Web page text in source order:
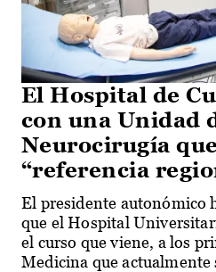
El Hospital de
con una Unidad
Neurocirugía
“referencia
El presidente autonómico
que el Hospital
el curso que viene, a los
Medicina que actualmente